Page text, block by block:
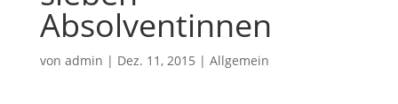
Absolventinnen
von admin | Dez. 11, 2015 | Allgemein